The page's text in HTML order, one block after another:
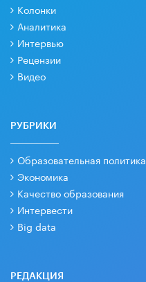
Колонки
Аналитика
Интервью
Рецензии
Видео
РУБРИКИ
Образовательная политика
Экономика
Качество образования
Интервести
Big data
РЕДАКЦИЯ